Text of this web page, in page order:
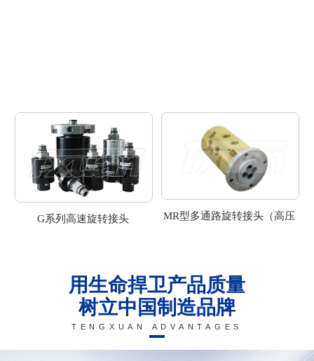
G系列高速旋转接头 MR型多通路旋转接头（高压
用生命捍卫产品质量
树立中国制造品牌
TENGXUAN ADVANTAGES